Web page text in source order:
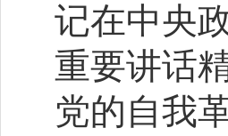
记在中央
重要讲话
党的自我